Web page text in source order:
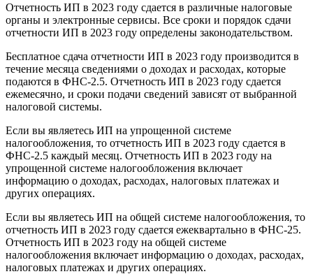
Отчетность ИП в 2023 году сдается в различные налоговые
органы и электронные сервисы. Все сроки и порядок сдачи
отчетности ИП в 2023 году определены законодательством.
Бесплатное сдача отчетности ИП в 2023 году производится в
течение месяца сведениями о доходах и расходах, которые
подаются в ФНС-2.5. Отчетность ИП в 2023 году сдается
ежемесячно, и сроки подачи сведений зависят от выбранной
налоговой системы.
Если вы являетесь ИП на упрощенной системе
налогообложения, то отчетность ИП в 2023 году сдается в
ФНС-2.5 каждый месяц. Отчетность ИП в 2023 году на
упрощенной системе налогообложения включает
информацию о доходах, расходах, налоговых платежах и
других операциях.
Если вы являетесь ИП на общей системе налогообложения, то
отчетность ИП в 2023 году сдается ежеквартально в ФНС-25.
Отчетность ИП в 2023 году на общей системе
налогообложения включает информацию о доходах, расходах,
налоговых платежах и других операциях.